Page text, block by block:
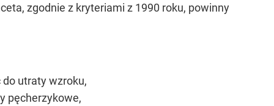
zgodnie z kryteriami z 1990 roku, powinny
utraty wzroku,
pęcherzykowe,